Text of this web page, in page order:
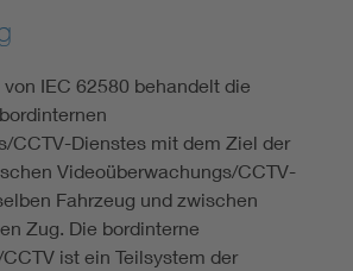
Industrieautomatisierung
Elektroinstallationen
IEC 62580 behandelt die
CCTV-Dienstes mit dem Ziel der
Videoüberwachungs/CCTV-
Fahrzeug und zwischen
Zug. Die bordinterne
ist ein Teilsystem der